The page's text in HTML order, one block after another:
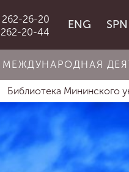
262-26-20
262-20-44
ENG SPN
МЕЖДУНАРОДНАЯ
Библиотека Мининского